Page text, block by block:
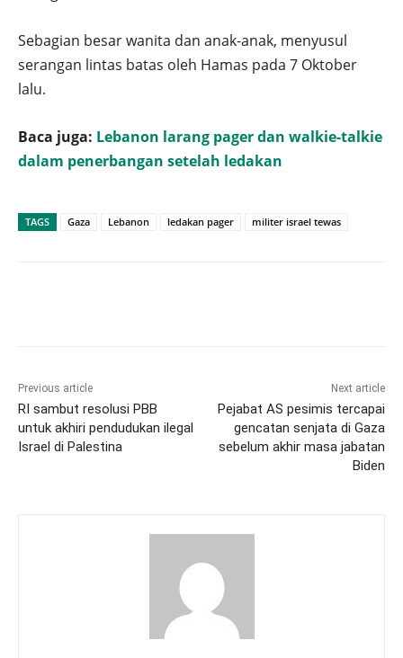
Sebagian besar wanita dan anak-anak, menyusul
serangan lintas batas oleh Hamas pada 7 Oktober
lalu.
Baca juga: Lebanon larang pager dan walkie-talkie
dalam penerbangan setelah ledakan
TAGS Gaza Lebanon ledakan pager militer israel tewas
Previous article
RI sambut resolusi PBB
untuk akhiri pendudukan ilegal
Israel di Palestina
Next article
Pejabat AS pesimis tercapai
gencatan senjata di Gaza
sebelum akhir masa jabatan
Biden